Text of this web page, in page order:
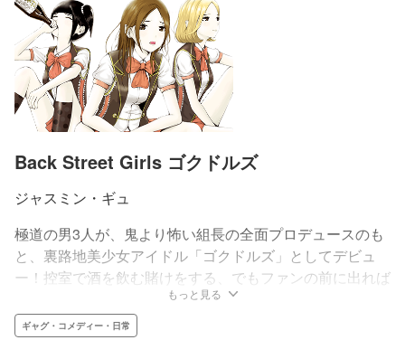
Back Street Girls ゴクドルズ
ジャスミン・ギュ
極道の男3人が、鬼より怖い組長の全面プロデュースのも
と、裏路地美少女アイドル「ゴクドルズ」としてデビュ
ー！控室で酒を飲む賭けをする、でもファンの前に出れば
アイドルになりきってみせる。話題の仁義なきアイドル・
ギャグ！
もっと見る
ギャグ・コメディー・日常